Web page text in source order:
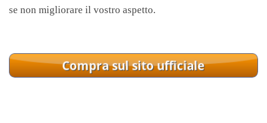
se non migliorare il vostro aspetto.